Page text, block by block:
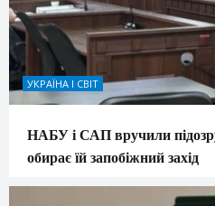
УКРАЇНА І СВІТ
НАБУ і САП вручили
обирає їй запобіжний захід